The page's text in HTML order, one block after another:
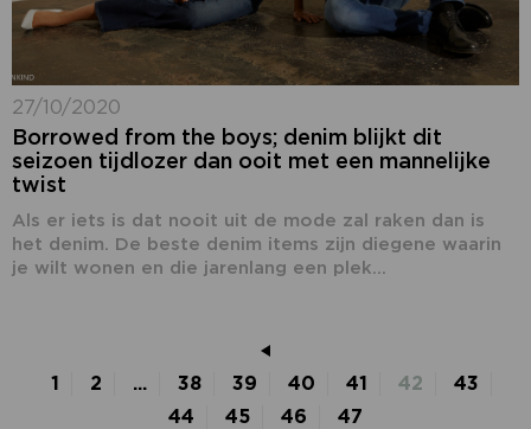
27/10/2020
Borrowed from the boys; denim blijkt dit
seizoen tijdlozer dan ooit met een mannelijke
twist
Als er iets is dat nooit uit de mode zal raken dan is
het denim. De beste denim items zijn diegene waarin
je wilt wonen en die jarenlang een plek...
1 2 ... 38 39 40 41 42
43
44
45 46 47